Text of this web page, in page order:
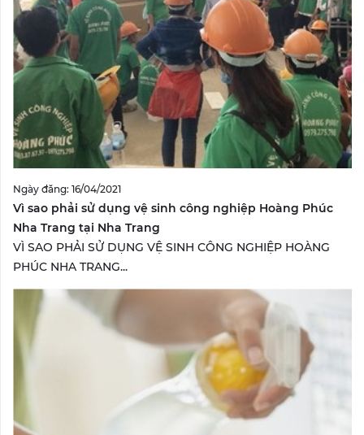
Ngày đăng: 16/04/2021
Vì sao phải sử dụng vệ sinh công nghiệp Hoàng Phúc
Nha Trang tại Nha Trang
VÌ SAO PHẢI SỬ DỤNG VỆ SINH CÔNG NGHIỆP HOÀNG
PHÚC NHA TRANG...